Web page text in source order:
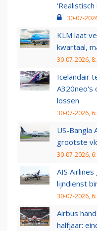
‘Realistisch
30-07-
KLM laat
kwartaal,
30-07-2026,
Icelandair
A320neo's
lossen
30-07-2026,
US-Bangla
grootste
30-07-2026,
AIS
lijndienst
30-07-2026,
Airbus
halfjaar: